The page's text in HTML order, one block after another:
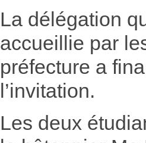
La délégation
accueillie par
préfecture a
l’invitation.
Les deux